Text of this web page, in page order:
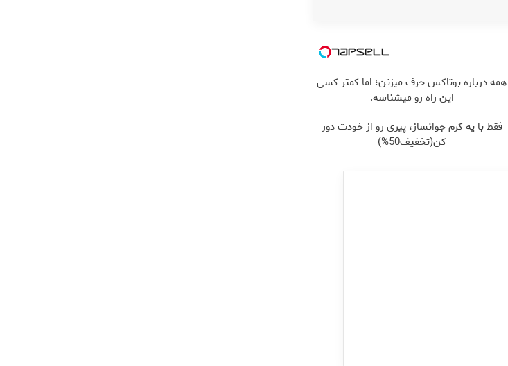
همه درباره بوتاکس حرف میزنن؛ اما کمتر کسی
این راه رو میشناسه.
فقط با یه کرم جوانساز، پیری رو از خودت دور
کن(تخفیف50%)